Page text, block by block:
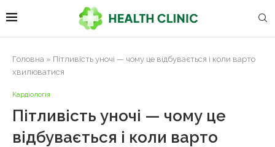
Головна » Пітливість уночі — чому це відбувається і коли варто
хвилюватися
Кардіологія
Пітливість уночі — чому це
відбувається і коли варто